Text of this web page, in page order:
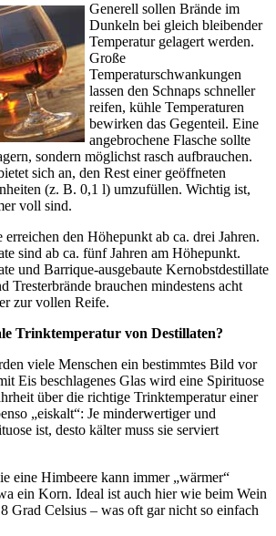
Generell sollen Brände im
Dunkeln bei gleich bleibender
Temperatur gelagert werden.
Große
Temperaturschwankungen
lassen den Schnaps schneller
reifen, kühle Temperaturen
bewirken das Gegenteil. Eine
angebrochene Flasche sollte
sondern möglichst rasch aufbrauchen.
sich an, den Rest einer geöffneten
(z. B. 0,1 l) umzufüllen. Wichtig ist,
voll sind.
erreichen den Höhepunkt ab ca. drei Jahren.
sind ab ca. fünf Jahren am Höhepunkt.
und Barrique-ausgebaute Kernobstdestillate
Tresterbrände brauchen mindestens acht
zur vollen Reife.
Trinktemperatur von Destillaten?
viele Menschen ein bestimmtes Bild vor
Eis beschlagenes Glas wird eine Spirituose
über die richtige Trinktemperatur einer
„eiskalt“: Je minderwertiger und
ist, desto kälter muss sie serviert
eine Himbeere kann immer „wärmer“
ein Korn. Ideal ist auch hier wie beim Wein
Grad Celsius – was oft gar nicht so einfach